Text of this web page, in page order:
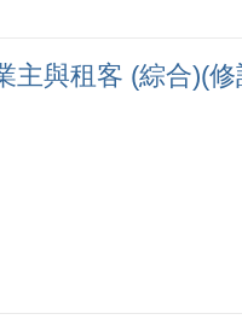
主與租客 (綜合)(